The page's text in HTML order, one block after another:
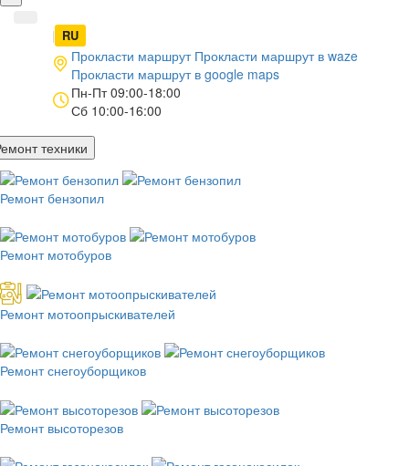
| RU
Прокласти маршрут Прокласти маршрут в waze
Прокласти маршрут в google maps
Пн-Пт 09:00-18:00
Сб 10:00-16:00
техники
Ремонт бензопил
Ремонт мотобуров
Ремонт мотоопрыскивателей
Ремонт снегоуборщиков
Ремонт высоторезов